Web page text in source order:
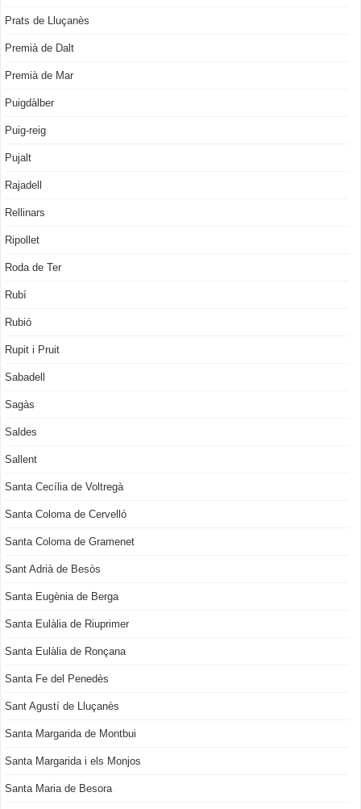
Prats de Lluçanès
Premià de Dalt
Premià de Mar
Puigdàlber
Puig-reig
Pujalt
Rajadell
Rellinars
Ripollet
Roda de Ter
Rubí
Rubió
Rupit i Pruit
Sabadell
Sagàs
Saldes
Sallent
Santa Cecília de Voltregà
Santa Coloma de Cervelló
Santa Coloma de Gramenet
Sant Adrià de Besòs
Santa Eugènia de Berga
Santa Eulàlia de Riuprimer
Santa Eulàlia de Ronçana
Santa Fe del Penedès
Sant Agustí de Lluçanès
Santa Margarida de Montbui
Santa Margarida i els Monjos
Santa Maria de Besora